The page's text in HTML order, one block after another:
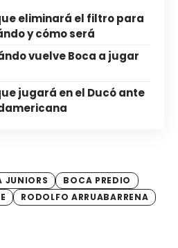
eliminará el filtro para
y cómo será
vuelve Boca a jugar
jugará en el Ducó ante
JUNIORS
BOCA PREDIO
RODOLFO ARRUABARRENA